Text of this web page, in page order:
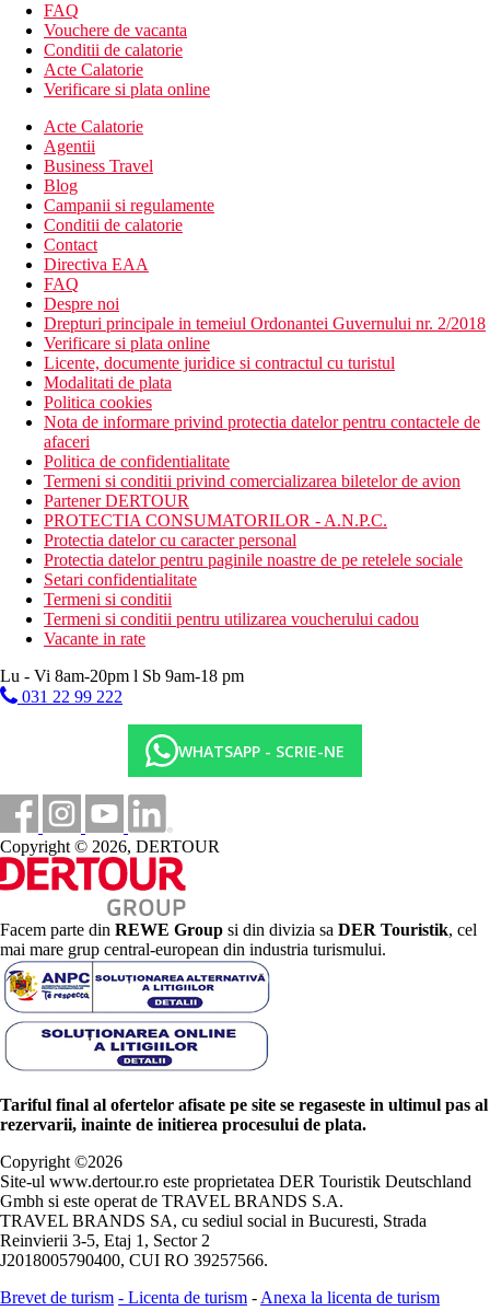
FAQ
Vouchere de vacanta
Conditii de calatorie
Acte Calatorie
Verificare si plata online
Acte Calatorie
Agentii
Business Travel
Blog
Campanii si regulamente
Conditii de calatorie
Contact
Directiva EAA
FAQ
Despre noi
Drepturi principale in temeiul Ordonantei Guvernului nr. 2/2018
Verificare si plata online
Licente, documente juridice si contractul cu turistul
Modalitati de plata
Politica cookies
Nota de informare privind protectia datelor pentru contactele de
afaceri
Politica de confidentialitate
Termeni si conditii privind comercializarea biletelor de avion
Partener DERTOUR
PROTECTIA CONSUMATORILOR - A.N.P.C.
Protectia datelor cu caracter personal
Protectia datelor pentru paginile noastre de pe retelele sociale
Setari confidentialitate
Termeni si conditii
Termeni si conditii pentru utilizarea voucherului cadou
Vacante in rate
Lu - Vi 8am-20pm l Sb 9am-18 pm
031 22 99 222
WHATSAPP - SCRIE-NE
Copyright © 2026, DERTOUR
Facem parte din REWE Group si din divizia sa DER Touristik, cel
mai mare grup central-european din industria turismului.
Tariful final al ofertelor afisate pe site se regaseste in ultimul pas al
rezervarii, inainte de initierea procesului de plata.
Copyright ©2026
Site-ul www.dertour.ro este proprietatea DER Touristik Deutschland
Gmbh si este operat de TRAVEL BRANDS S.A.
TRAVEL BRANDS SA, cu sediul social in Bucuresti, Strada
Reinvierii 3-5, Etaj 1, Sector 2
J2018005790400, CUI RO 39257566.
Brevet de turism - Licenta de turism - Anexa la licenta de turism